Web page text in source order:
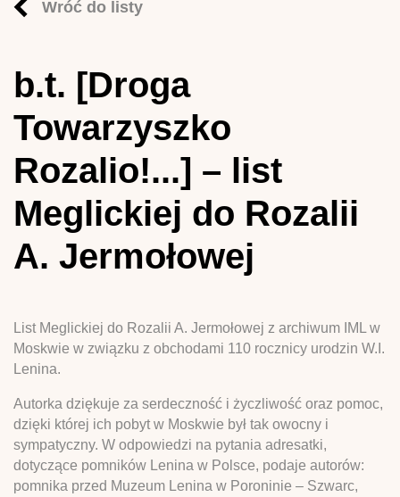
Wróć do listy
b.t. [Droga
Towarzyszko
Rozalio!...] – list
Meglickiej do Rozalii
A. Jermołowej
List Meglickiej do Rozalii A. Jermołowej z archiwum IML w
Moskwie w związku z obchodami 110 rocznicy urodzin W.I.
Lenina.
Autorka dziękuje za serdeczność i życzliwość oraz pomoc,
dzięki której ich pobyt w Moskwie był tak owocny i
sympatyczny. W odpowiedzi na pytania adresatki,
dotyczące pomników Lenina w Polsce, podaje autorów:
pomnika przed Muzeum Lenina w Poroninie – Szwarc,